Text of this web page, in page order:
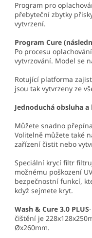
Program pro
přebyteční zbytky
vytvrzení.
Program Cure
Po procesu
vytvrzování. Model se
Rotující platforma
jsou tak vytvrzeny ze
Jednoduchá obsluha a
Můžete snadno
Volitelně můžete také
zařízení čistit nebo
Speciální krycí filtr
možnému poškození
bezpečnostní funkcí,
když sejmete kryt.
Wash & Cure 3.0 PLUS
čištění je
Øx260mm.